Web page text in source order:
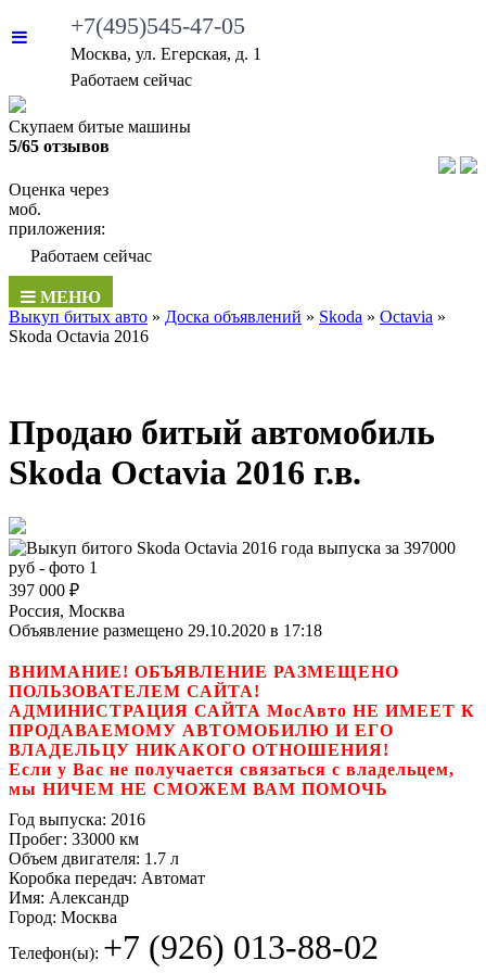
+7(495)545-47-05
Москва, ул. Егерская, д. 1
Работаем сейчас
Скупаем битые машины
5/65 отзывов
Оценка через
моб.
приложения:
Работаем сейчас
МЕНЮ
Выкуп битых авто » Доска объявлений » Skoda » Octavia »
Skoda Octavia 2016
Продаю битый автомобиль
Skoda Octavia 2016 г.в.
397 000 ₽
Россия, Москва
Объявление размещено 29.10.2020 в 17:18
ВНИМАНИЕ! ОБЪЯВЛЕНИЕ РАЗМЕЩЕНО
ПОЛЬЗОВАТЕЛЕМ САЙТА!
АДМИНИСТРАЦИЯ САЙТА МосАвто НЕ ИМЕЕТ К
ПРОДАВАЕМОМУ АВТОМОБИЛЮ И ЕГО
ВЛАДЕЛЬЦУ НИКАКОГО ОТНОШЕНИЯ!
Если у Вас не получается связаться с владельцем,
мы НИЧЕМ НЕ СМОЖЕМ ВАМ ПОМОЧЬ
Год выпуска: 2016
Пробег: 33000 км
Объем двигателя: 1.7 л
Коробка передач: Автомат
Имя: Александр
Город: Москва
Телефон(ы): +7 (926) 013-88-02